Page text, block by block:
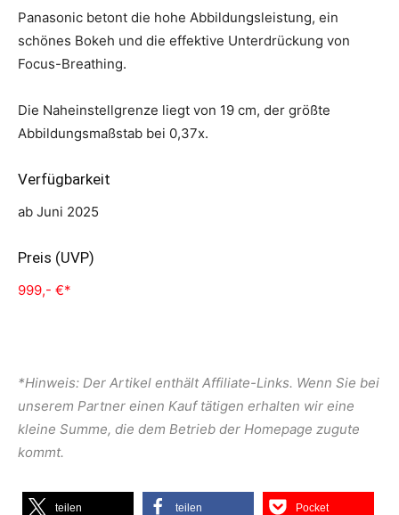
Panasonic betont die hohe Abbildungsleistung, ein
schönes Bokeh und die effektive Unterdrückung von
Focus-Breathing.
Die Naheinstellgrenze liegt von 19 cm, der größte
Abbildungsmaßstab bei 0,37x.
Verfügbarkeit
ab Juni 2025
Preis (UVP)
999,- €*
*Hinweis: Der Artikel enthält Affiliate-Links. Wenn Sie bei
unserem Partner einen Kauf tätigen erhalten wir eine
kleine Summe, die dem Betrieb der Homepage zugute
kommt.
teilen teilen Pocket